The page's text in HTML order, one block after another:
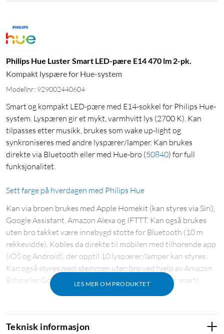
Philips Hue Luster Smart LED-pære E14 470 lm 2-pk.
Kompakt lyspære for Hue-system
Modellnr: 929002440604
Smart og kompakt LED-pære med E14-sokkel for Philips Hue-
system. Lyspæren gir et mykt, varmhvitt lys (2700 K). Kan
tilpasses etter musikk, brukes som wake up-light og
synkroniseres med andre lyspærer/lamper. Kan brukes
direkte via Bluetooth eller med Hue-bro (50840) for full
funksjonalitet.
Sett farge på hverdagen med Philips Hue
LES MER OM PRODUKTET
Kan via broen brukes med Apple Homekit (kan styres via Siri),
Google Assistant, Amazon Alexa og IFTTT. Kan også brukes
uten bro takket være innebygd støtte for Bluetooth (10 m
rekkevidde). Kobles da direkte til mobilen med tilhørende app
(iOS og Android), der opptil 10 lyspærer/lamper kan styres.
Kan også styres med stemmen uten bro ved hjelp av Amazon
Echo eller Google Home Assistant (støtte kommer snart).
funksjonalitet, som fjernstyring utenfor hjemmet, talestyring
på mobilen, wake up-light, tidsplaner, styring av flere rom og
Teknisk informasjon